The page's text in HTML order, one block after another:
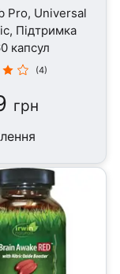
Pro, Universal
Підтримка
капсул
(4)
грн